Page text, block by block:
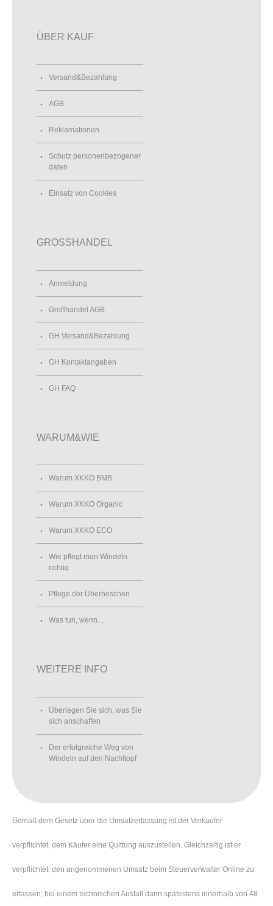
ÜBER KAUF
Versand&Bezahlung
AGB
Reklamationen
Schutz personenbezogener
daten
Einsatz von Cookies
GROSSHANDEL
Anmeldung
Großhandel AGB
GH Versand&Bezahlung
GH Kontaktangaben
GH FAQ
WARUM&WIE
Warum XKKO BMB
Warum XKKO Organic
Warum XKKO ECO
Wie pflegt man Windeln
richtiq
Pflege der Überhöschen
Was tun, wenn…
WEITERE INFO
Überlegen Sie sich, was Sie
sich anschaffen
Der erfolgreiche Weg von
Windeln auf den Nachttopf
Gemäß dem Gesetz über die Umsatzerfassung ist der Verkäufer
verpflichtet, dem Käufer eine Quittung auszustellen. Gleichzeitig ist er
verpflichtet, den angenommenen Umsatz beim Steuerverwalter Online zu
erfassen; bei einem technischen Ausfall dann spätestens innerhalb von 48